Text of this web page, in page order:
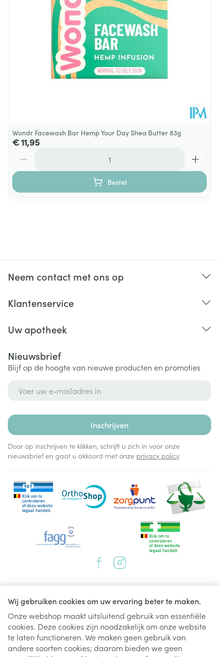
Wij gebruiken cookies om uw ervaring beter te maken.
Onze webshop maakt uitsluitend gebruik van essentiële
cookies. Deze cookies zijn noodzakelijk om onze website
te laten functioneren. We maken geen gebruik van
andere soorten cookies; daarom bieden we geen
Verpakking
Dieetbeperkingen Zonder kleurstoffen
Kamertemperatuur (15°C -
25°C)
Wondr Facewash Bar Hemp Your Day Shea Butter 83g
€ 11,95
Bestel
Neem contact met ons op
Klantenservice
Uw apotheek
Nieuwsbrief
Blijf op de hoogte van nieuwe producten en promoties
Inschrijven
Door op inschrijven te klikken, schrijft u zich in voor onze
nieuwsbrief en gaat u akkoord met onze privacy policy.
Juridische links